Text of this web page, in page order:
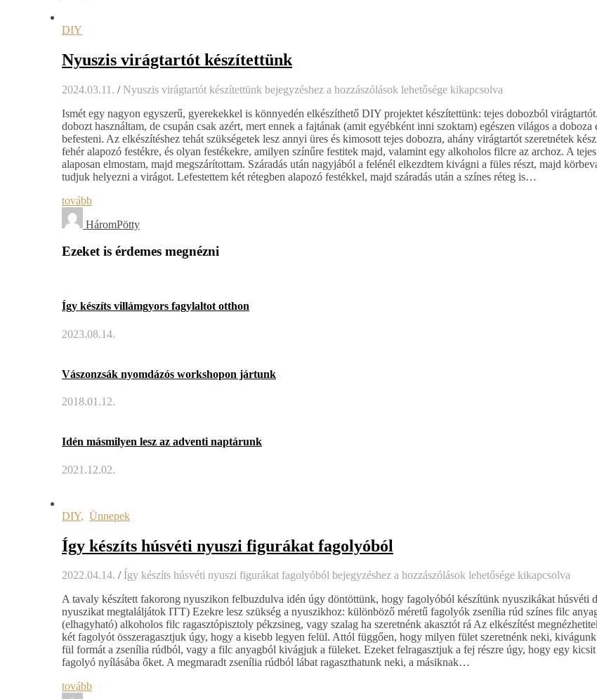
DIY
Nyuszis virágtartót készítettünk
2024.03.11. / Nyuszis virágtartót készítettünk bejegyzéshez a hozzászólások lehetősége kikapcsolva
Ismét egy nagyon egyszerű, gyerekekkel is könnyedén elkészíthető DIY projektet készítettünk: tejes dobozból
dobozt használtam, de csupán csak azért, mert ennek a fajtának (amit egyébként inni szoktam) egészen világos a
befesteni. Az elkészítéshez tehát szükségetek lesz annyi üres és kimosott tejes dobozra, ahány virágtartót szeretnétek
fehér alapozó festékre, és olyan festékekre, amilyen színűre festitek majd, valamint egy alkoholos filcre az archoz. A
alaposan elmostam, majd megszárítottam. Száradás után nagyjából a felénél elkezdtem kivágni a füles részt, majd
tudjuk helyezni a virágot. Lefestettem két rétegben alapozó festékkel, majd száradás után a színes réteg is…
tovább
HáromPötty
Ezeket is érdemes megnézni
Így készíts villámgyors fagylaltot otthon
2023.08.14.
Vászonzsák nyomdázós workshopon jártunk
2018.01.12.
Idén másmilyen lesz az adventi naptárunk
2021.12.02.
DIY, Ünnepek
Így készíts húsvéti nyuszi figurákat fagolyóból
2022.04.14. / Így készíts húsvéti nyuszi figurákat fagolyóból bejegyzéshez a hozzászólások lehetősége kikapcsolva
A tavaly készített fakorong nyuszikon felbuzdulva idén úgy döntöttünk, hogy fagolyóból készítünk nyuszikákat húsvéti
nyuszikat megtaláljátok ITT) Ezekre lesz szükség a nyuszikhoz: különböző méretű fagolyók zsenília rúd színes filc
(elhagyható) alkoholos filc ragasztópisztoly pékzsineg, vagy szalag ha szeretnénk akasztót rá Az elkészítést
két fagolyót összeragasztjuk úgy, hogy a kisebb legyen felül. Attól függően, hogy milyen fület szeretnénk neki,
fül formát a zsenília rúdból, vagy a filc anyagból kivágjuk a füleket. Ezeket felragasztjuk a fej részre úgy, hogy egy
fagolyó nyílásába őket. A megmaradt zsenília rúdból lábat ragaszthatunk neki, a másiknak…
tovább